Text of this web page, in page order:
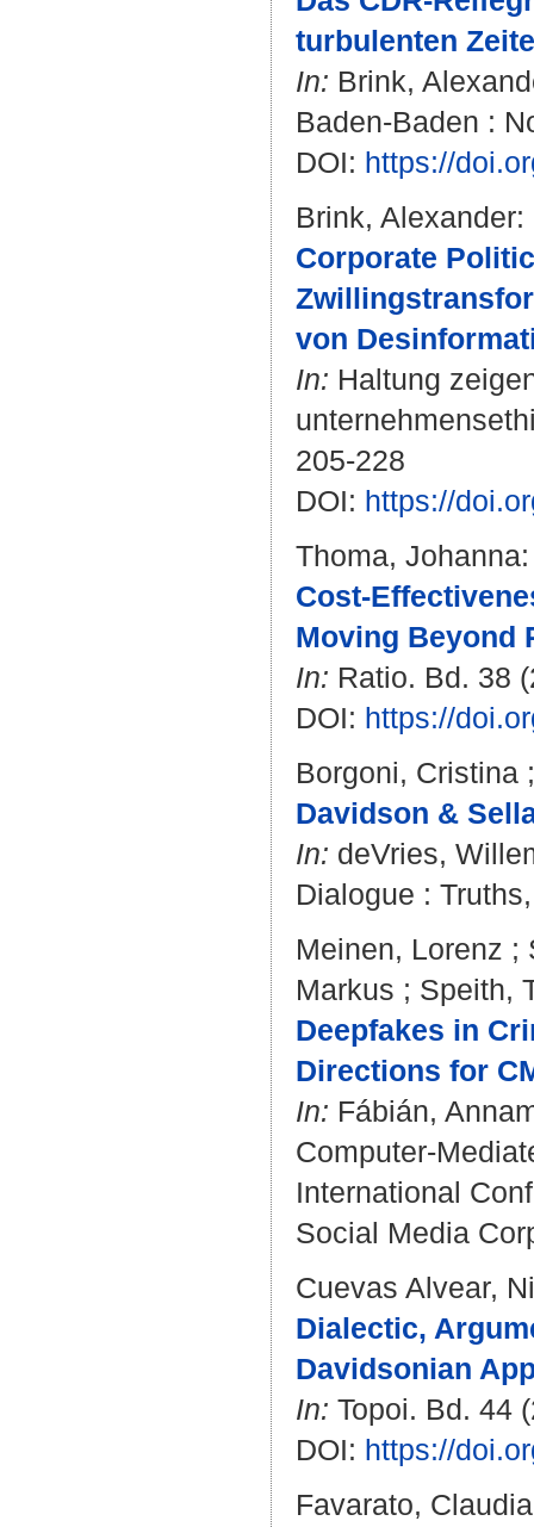
turbulenten
In: Brink,
Baden-Baden :
DOI: https://
Brink, Alexander:
Corporate
von
In: Haltung
205-228
DOI: https://
Thoma, Johanna:
Cost-
Moving Beyond
In: Ratio. Bd. 38
DOI: https://
Borgoni, Cristina
Davidson &
In: deVries,
Dialogue :
Meinen, Lorenz ;
Markus ; Speith,
Deepfakes in
Directions for
In: Fábián,
Computer-
International
Social Media
Cuevas Alvear,
Dialectic,
Davidsonian
In: Topoi. Bd. 44
DOI: https://
Favarato, Claudia